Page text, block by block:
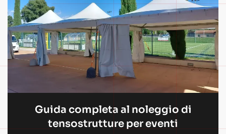
Guida completa al noleggio di
tensostrutture per eventi